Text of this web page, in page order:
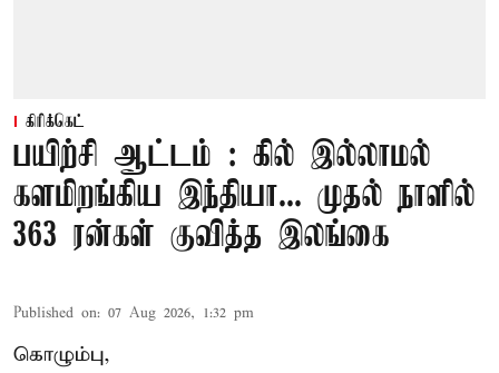
கிரிக்கெட்
பயிற்சி ஆட்டம் : கில் இல்லாமல்
களமிறங்கிய இந்தியா... முதல் நாளில்
363 ரன்கள் குவித்த இலங்கை
Published on: 07 Aug 2026, 1:32 pm
கொழும்பு,